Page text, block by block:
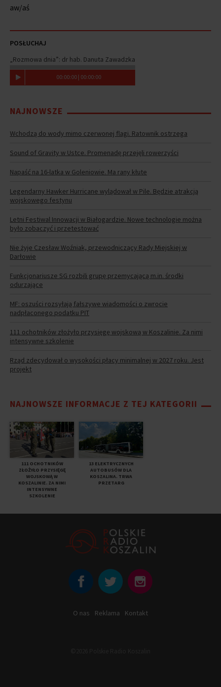
aw/aś
POSŁUCHAJ
„Rozmowa dnia”: dr hab. Danuta Zawadzka
00:00:00 | 00:00:00
NAJNOWSZE
Wchodzą do wody mimo czerwonej flagi. Ratownik ostrzega
Sound of Gravity w Ustce. Promenadę przejęli rowerzyści
Napaść na 16-latka w Goleniowie. Ma rany kłute
Legendarny Hawker Hurricane wylądował w Pile. Będzie atrakcją
wojskowego festynu
Letni Festiwal Innowacji w Białogardzie. Nowe technologie można
było zobaczyć i przetestować
Nie żyje Czesław Woźniak, przewodniczący Rady Miejskiej w
Darłowie
Funkcjonariusze SG rozbili grupę przemycającą m.in. środki
odurzające
MF: oszuści rozsyłają fałszywe wiadomości o zwrocie
nadpłaconego podatku PIT
111 ochotników złożyło przysięgę wojskową w Koszalinie. Za nimi
intensywne szkolenie
Rząd zdecydował o wysokości płacy minimalnej w 2027 roku. Jest
projekt
NAJNOWSZE INFORMACJE Z TEJ KATEGORII
111 OCHOTNIKÓW
ZŁOŻYŁO PRZYSIĘGĘ
WOJSKOWĄ W
KOSZALINIE. ZA NIMI
INTENSYWNE
SZKOLENIE
13 ELEKTRYCZNYCH
AUTOBUSÓW DLA
KOSZALINA. TRWA
PRZETARG
O nas Reklama Kontakt